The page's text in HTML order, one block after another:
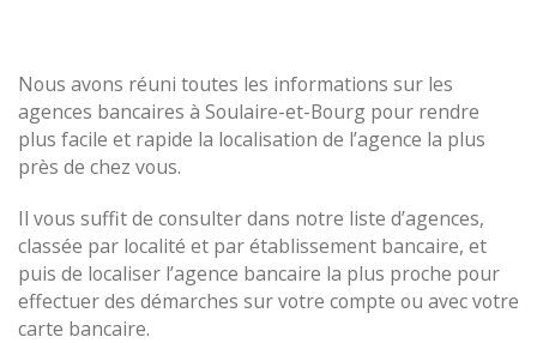
Nous avons réuni toutes les informations sur les
agences bancaires à Soulaire-et-Bourg pour rendre
plus facile et rapide la localisation de l’agence la plus
près de chez vous.
Il vous suffit de consulter dans notre liste d’agences,
classée par localité et par établissement bancaire, et
puis de localiser l’agence bancaire la plus proche pour
effectuer des démarches sur votre compte ou avec votre
carte bancaire.